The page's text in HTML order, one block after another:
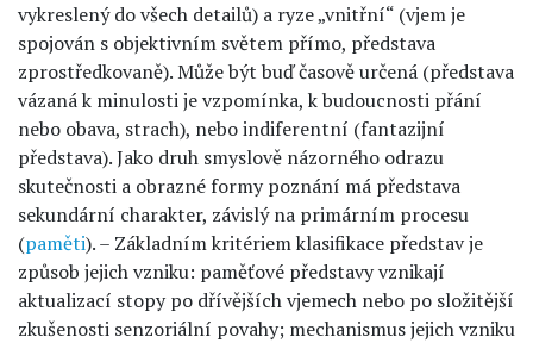
vykreslený do všech detailů) a ryze „vnitřní“ (vjem je
spojován s objektivním světem přímo, představa
zprostředkovaně). Může být buď časově určená (představa
vázaná k minulosti je vzpomínka, k budoucnosti přání
nebo obava, strach), nebo indiferentní (fantazijní
představa). Jako druh smyslově názorného odrazu
skutečnosti a obrazné formy poznání má představa
sekundární charakter, závislý na primárním procesu
(paměti). – Základním kritériem klasifikace představ je
způsob jejich vzniku: paměťové představy vznikají
aktualizací stopy po dřívějších vjemech nebo po složitější
zkušenosti senzoriální povahy; mechanismus jejich vzniku